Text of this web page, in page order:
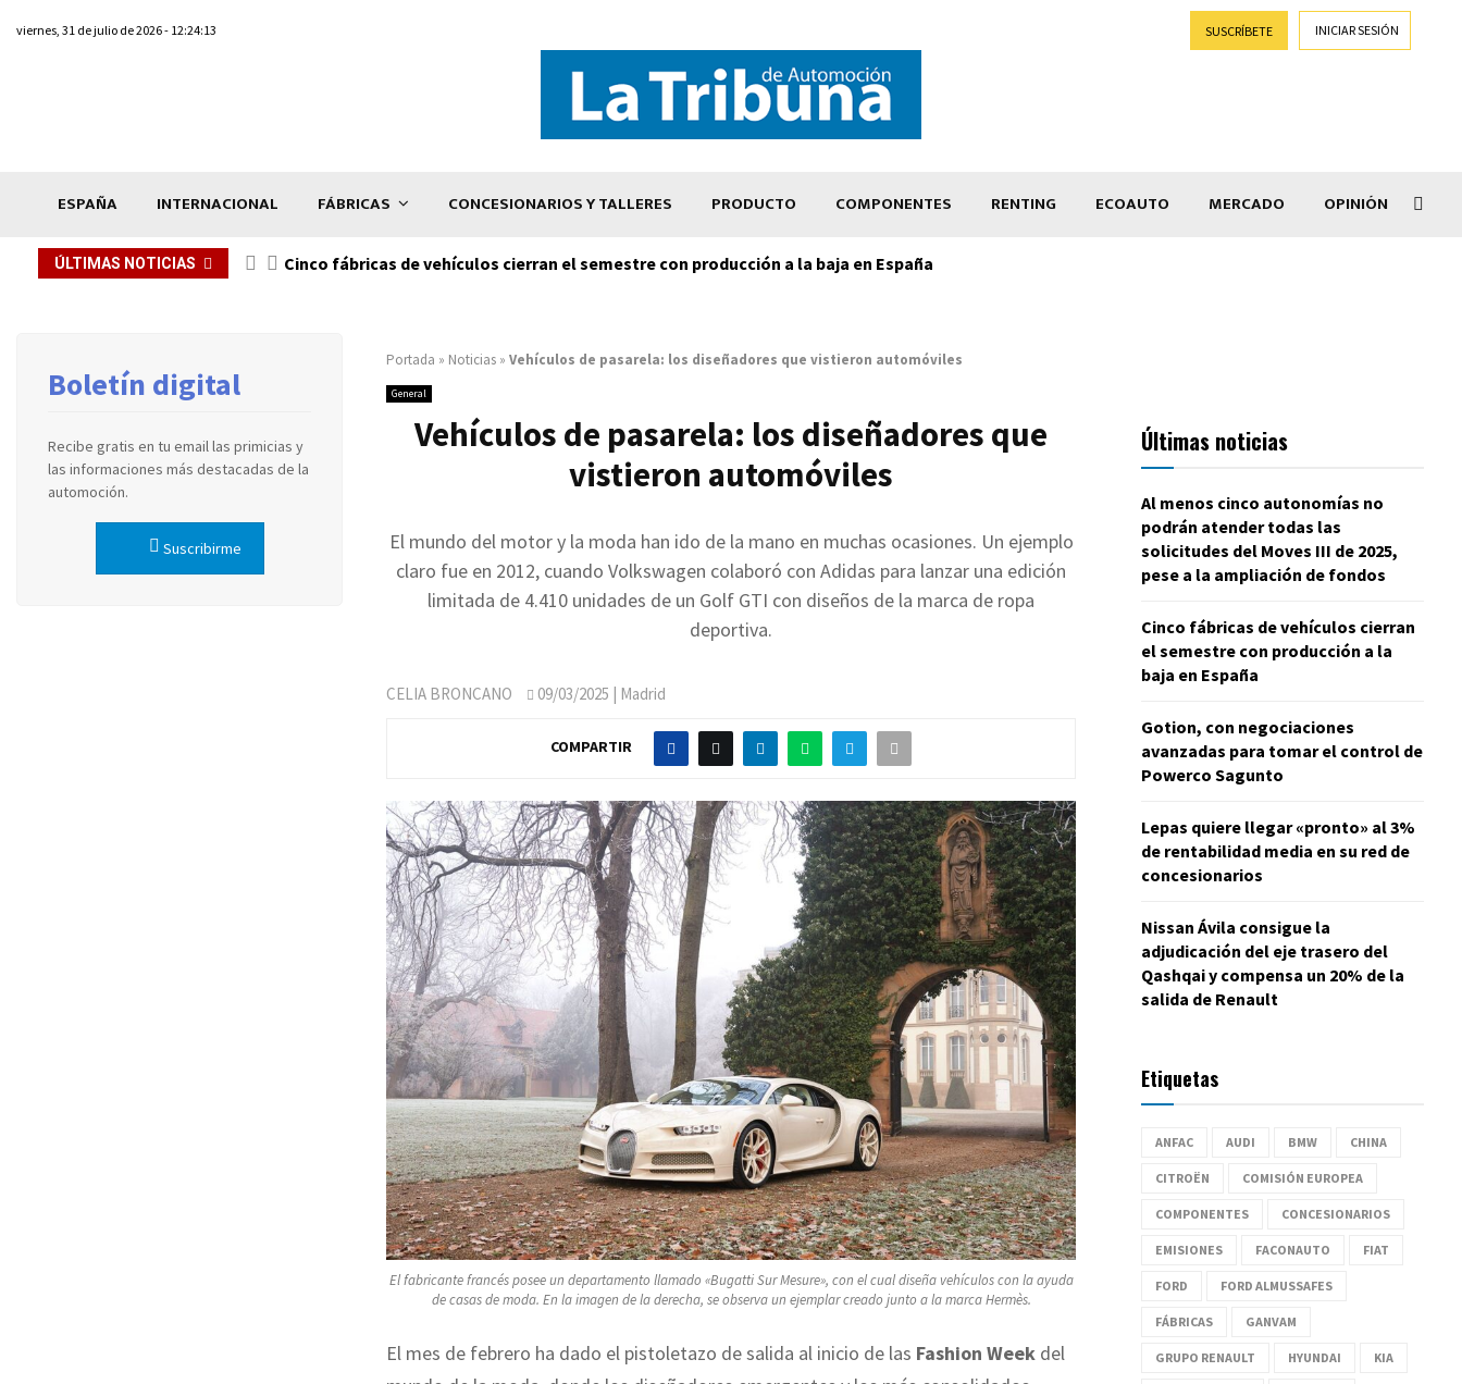
viernes, 31 de julio de 2026 - 12:24:13 SUSCRÍBETE INICIAR SESIÓN
ESPAÑA INTERNACIONAL FÁBRICAS CONCESIONARIOS Y TALLERES PRODUCTO COMPONENTES RENTING ECOAUTO MERCADO OPINIÓN
ÚLTIMAS NOTICIAS Cinco fábricas de vehículos cierran el semestre con producción a la baja en España
Portada » Noticias » Vehículos de pasarela: los diseñadores que vistieron automóviles
General
Vehículos de pasarela: los diseñadores que
vistieron automóviles
El mundo del motor y la moda han ido de la mano en muchas ocasiones. Un ejemplo
claro fue en 2012, cuando Volkswagen colaboró con Adidas para lanzar una edición
limitada de 4.410 unidades de un Golf GTI con diseños de la marca de ropa
deportiva.
CELIA BRONCANO 09/03/2025 | Madrid
COMPARTIR
El fabricante francés posee un departamento llamado «Bugatti Sur Mesure», con el cual diseña vehículos con la ayuda
de casas de moda. En la imagen de la derecha, se observa un ejemplar creado junto a la marca Hermès.
El mes de febrero ha dado el pistoletazo de salida al inicio de las Fashion Week del
Boletín digital
Recibe gratis en tu email las primicias y
las informaciones más destacadas de la
automoción.
Suscribirme
Últimas noticias
Al menos cinco autonomías no
podrán atender todas las
solicitudes del Moves III de 2025,
pese a la ampliación de fondos
Cinco fábricas de vehículos cierran
el semestre con producción a la
baja en España
Gotion, con negociaciones
avanzadas para tomar el control de
Powerco Sagunto
Lepas quiere llegar «pronto» al 3%
de rentabilidad media en su red de
concesionarios
Nissan Ávila consigue la
adjudicación del eje trasero del
Qashqai y compensa un 20% de la
salida de Renault
Etiquetas
ANFAC AUDI BMW CHINA
CITROËN COMISIÓN EUROPEA
COMPONENTES CONCESIONARIOS
EMISIONES FACONAUTO FIAT
FORD FORD ALMUSSAFES
FÁBRICAS GANVAM
GRUPO RENAULT HYUNDAI KIA